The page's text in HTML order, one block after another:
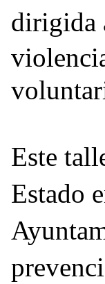
dirigida
Este
Estado